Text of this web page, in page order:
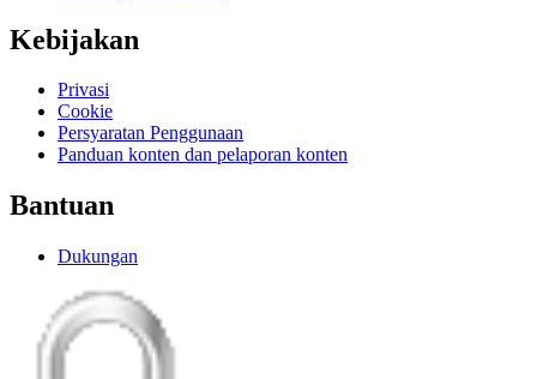
Kebijakan
Privasi
Cookie
Persyaratan Penggunaan
Panduan konten dan pelaporan konten
Bantuan
Dukungan